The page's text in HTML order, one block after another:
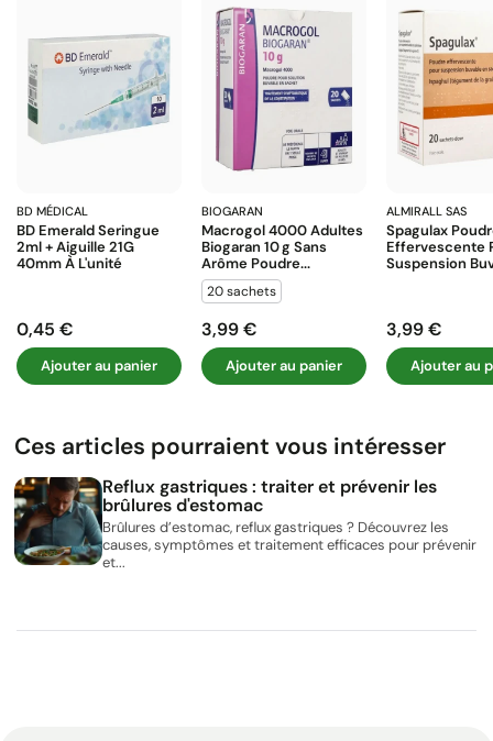
BD MÉDICAL
BD Emerald Seringue
2ml + Aiguille 21G
40mm À L'unité
Prix
0,45 €
Ajouter au panier
BIOGARAN
Macrogol 4000 Adultes
Biogaran 10 G Sans
Arôme Poudre...
20 sachets
Prix
3,99 €
Ajouter au panier
ALMIRALL SAS
Spagulax
Effervescente
Suspension
Prix
3,99 €
Ajouter au
Ces articles pourraient vous intéresser
Reflux gastriques : traiter et prévenir les
brûlures d'estomac
Brûlures d’estomac, reflux gastriques ? Découvrez les
causes, symptômes et traitement efficaces pour prévenir
et...